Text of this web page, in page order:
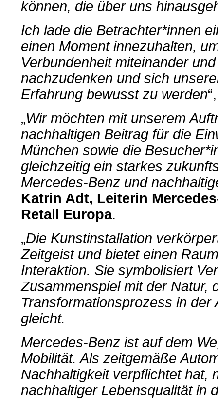
können, die über uns
Ich lade die Betrachter*innen
einen Moment innezuhalten,
Verbundenheit miteinander
nachzudenken und sich
Erfahrung bewusst zu werden
„Wir möchten mit unserem
nachhaltigen Beitrag für die
München sowie die
gleichzeitig ein starkes
Mercedes-Benz und
Katrin Adt, Leiterin
Retail Europa.
„Die Kunstinstallation
Zeitgeist und bietet einen
Interaktion. Sie symbolisiert
Zusammenspiel mit der Natur,
Transformationsprozess in der
gleicht.
Mercedes-Benz ist auf dem
Mobilität. Als zeitgemäße
Nachhaltigkeit verpflichtet hat,
nachhaltiger Lebensqualität in